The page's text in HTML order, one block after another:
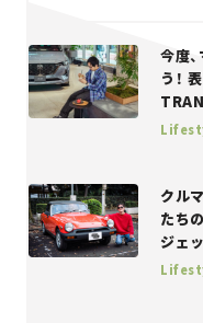
今度
う！
っと
クル
たち
ジェ